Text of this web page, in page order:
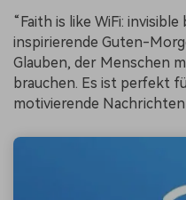
“Faith is like WiFi:
inspirierende Guten-
Glauben, der Menschen
brauchen. Es ist perfekt
motivierende